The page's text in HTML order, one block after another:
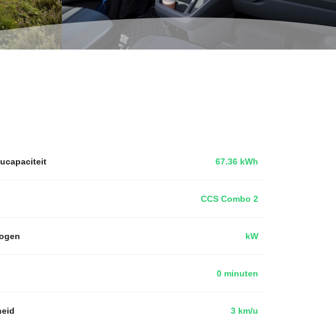
67.36 kWh
CCS Combo 2
kW
0 minuten
3 km/u